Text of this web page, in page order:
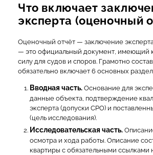
Что включает
эксперта (оценочный
Оценочный отчёт — заключение
— это официальный документ, имеющий
силу для судов и споров. Грамотно
обязательно включает 6 основных
Вводная часть.Основание для
данные объекта, подтверждение
эксперта (допуски СРО) и
(цель исследования).
Исследовательская часть.
осмотра и хода работы. Описание
квартиры с обязательными ссылками